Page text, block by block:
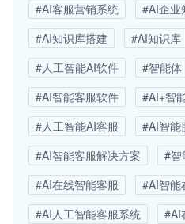
#AI客服营销系统
#AI企业
#AI知识库搭建
#AI知识库
#人工智能AI软件
#智能体
#AI智能客服软件
#AI+智
#人工智能AI客服
#AI智能
#AI智能客服解决方案
#智
#AI在线智能客服
#AI智能
#AI人工智能客服系统
#AI